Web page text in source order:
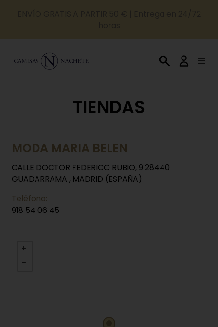
TIENDAS
MODA MARIA BELEN
CALLE DOCTOR FEDERICO RUBIO, 9 28440
GUADARRAMA , MADRID (ESPAÑA)
Teléfono:
918 54 06 45